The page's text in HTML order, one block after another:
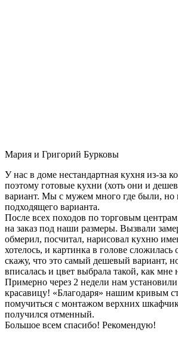
Мария и Григорий Бурковы
У нас в доме нестандартная кухня из-за
поэтому готовые кухни (хоть они и
вариант. Мы с мужем много где были, но
подходящего варианта.
После всех походов по торговым
на заказ под наши размеры. Вызвали
обмерил, посчитал, нарисовал кухню
хотелось, и картинка в голове сложилась
скажу, что это самый дешевый вариант,
вписалась и цвет выбрала такой, как мне
Примерно через 2 недели нам
красавицу! «Благодаря» нашим кривым
помучиться с монтажом верхних
получился отменный.
Большое всем спасибо! Рекомендую!